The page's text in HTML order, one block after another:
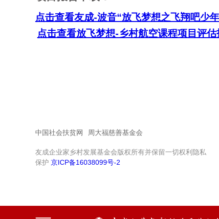
点击查看友成-波音“放飞梦想之飞翔吧少
点击查看放飞梦想-乡村航空课程项目评
中国社会扶贫网 周大福慈善基金会
友成企业家乡村发展基金会版权所有并保留一切权利隐私
保护 京ICP备16038099号-2